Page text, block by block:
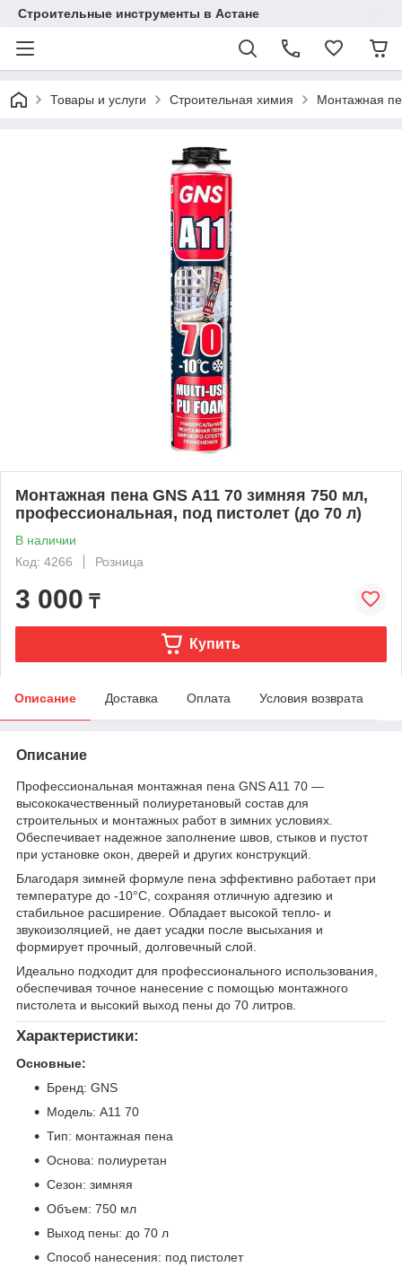
Строительные инструменты в Астане
Товары и услуги Строительная химия Монтажная
Монтажная пена GNS A11 70 зимняя 750 мл,
профессиональная, под пистолет (до 70 л)
В наличии
Код: 4266
Розница
3 000 ₸
Купить
Описание Доставка Оплата Условия возврата
Описание
Профессиональная монтажная пена GNS A11 70 —
высококачественный полиуретановый состав для
строительных и монтажных работ в зимних условиях.
Обеспечивает надежное заполнение швов, стыков и пустот
при установке окон, дверей и других конструкций.
Благодаря зимней формуле пена эффективно работает при
температуре до -10°C, сохраняя отличную адгезию и
стабильное расширение. Обладает высокой тепло- и
звукоизоляцией, не дает усадки после высыхания и
формирует прочный, долговечный слой.
Идеально подходит для профессионального использования,
обеспечивая точное нанесение с помощью монтажного
пистолета и высокий выход пены до 70 литров.
Характеристики:
Основные:
Бренд: GNS
Модель: A11 70
Тип: монтажная пена
Основа: полиуретан
Сезон: зимняя
Объем: 750 мл
Выход пены: до 70 л
Способ нанесения: под пистолет